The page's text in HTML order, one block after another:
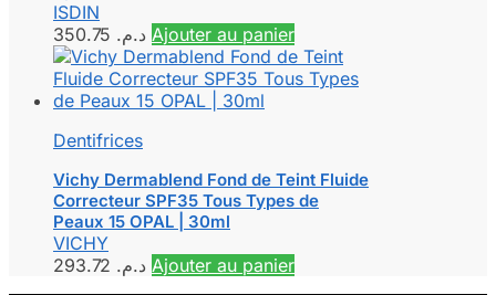
ISDIN
د.م. Ajouter au panier
Dentifrices
Vichy Dermablend Fond de Teint Fluide
Correcteur SPF35 Tous Types de
Peaux 15 OPAL | 30ml
VICHY
د.م. Ajouter au panier